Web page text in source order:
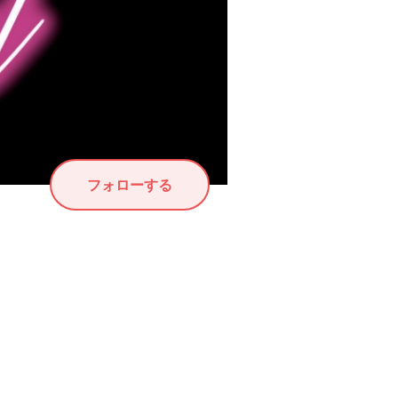
フォローする